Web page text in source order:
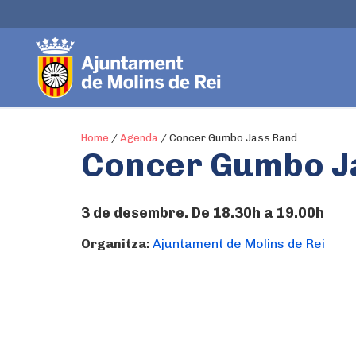
Home / Agenda / Concer Gumbo Jass Band
Concer Gumbo
3 de desembre. De 18.30h a 19.00h
Organitza: Ajuntament de Molins de Rei